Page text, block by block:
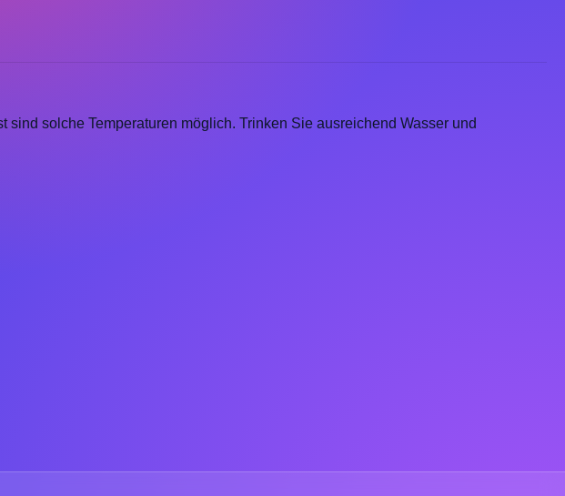
sind solche Temperaturen möglich. Trinken Sie ausreichend Wasser und